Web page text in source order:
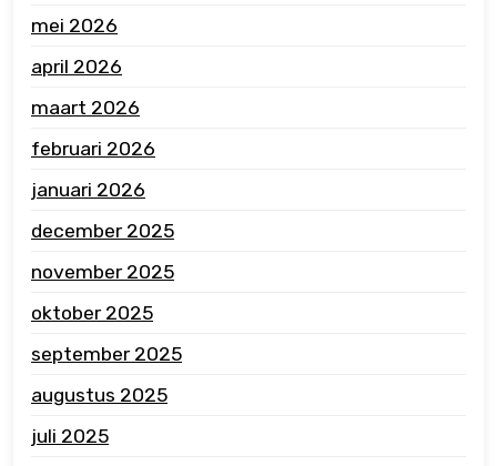
mei 2026
april 2026
maart 2026
februari 2026
januari 2026
december 2025
november 2025
oktober 2025
september 2025
augustus 2025
juli 2025